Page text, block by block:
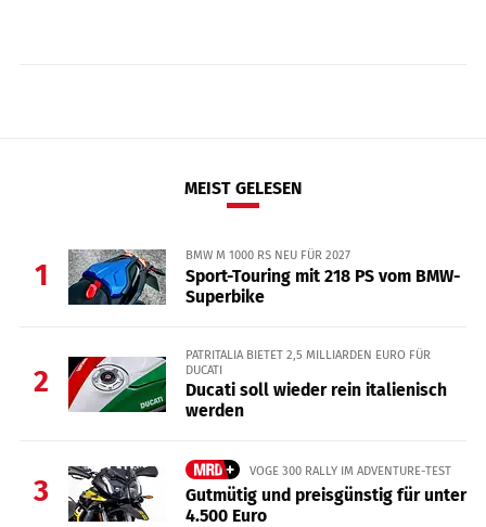
MEIST GELESEN
1
BMW M 1000 RS NEU FÜR 2027
Sport-Touring mit 218 PS vom BMW-
Superbike
2
PATRITALIA BIETET 2,5 MILLIARDEN EURO FÜR
DUCATI
Ducati soll wieder rein italienisch
werden
3
VOGE 300 RALLY IM ADVENTURE-TEST
Gutmütig und preisgünstig für unter
4.500 Euro